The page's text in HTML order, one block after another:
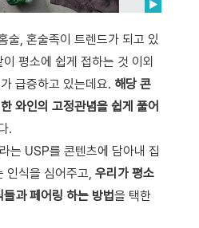
술, 혼술족이 트렌드가 되고 있
평소에 쉽게 접하는 것 이외
급증하고 있는데요. 해당 콘
와인의 고정관념을 쉽게 풀어
.
는 USP를 콘텐츠에 담아내 집
인식을 심어주고, 우리가 평소
과 페어링 하는 방법을 택한